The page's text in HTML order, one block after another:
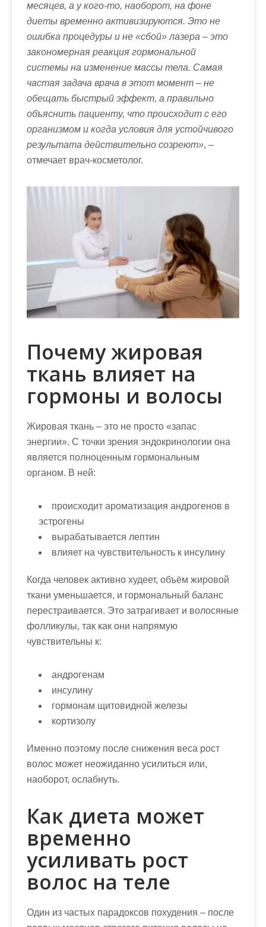
месяцев, а у кого-то, наоборот, на фоне
диеты временно активизируются. Это не
ошибка процедуры и не «сбой» лазера – это
закономерная реакция гормональной
системы на изменение массы тела. Самая
частая задача врача в этот момент – не
обещать быстрый эффект, а правильно
объяснить пациенту, что происходит с его
организмом и когда условия для устойчивого
результата действительно созреют», –
отмечает врач-косметолог.
Почему жировая
ткань влияет на
гормоны и волосы
Жировая ткань – это не просто «запас
энергии». С точки зрения эндокринологии она
является полноценным гормональным
органом. В ней:
происходит ароматизация андрогенов в
эстрогены
вырабатывается лептин
влияет на чувствительность к инсулину
Когда человек активно худеет, объём жировой
ткани уменьшается, и гормональный баланс
перестраивается. Это затрагивает и волосяные
фолликулы, так как они напрямую
чувствительны к:
андрогенам
инсулину
гормонам щитовидной железы
кортизолу
Именно поэтому после снижения веса рост
волос может неожиданно усилиться или,
наоборот, ослабнуть.
Как диета может
временно
усиливать рост
волос на теле
Один из частых парадоксов похудения – после